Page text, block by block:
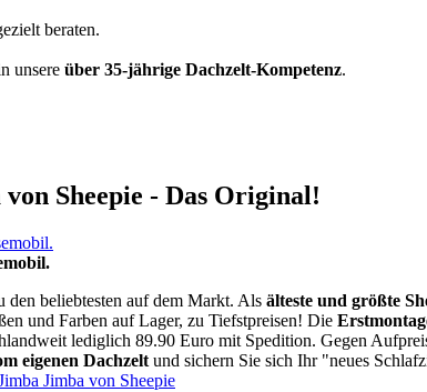
beraten.
unsere über 35-jährige Dachzelt-Kompetenz.
Sheepie - Das Original!
den beliebtesten auf dem Markt. Als älteste und größte
und Farben auf Lager, zu Tiefstpreisen! Die
lediglich 89.90 Euro mit Spedition. Gegen
eigenen Dachzelt und sichern Sie sich Ihr "neues
Jimba von Sheepie